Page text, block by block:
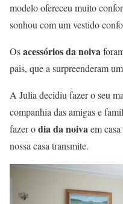
modelo ofereceu muito
sonhou com um vestido
Osacessórios da noiva
pais, que a surpreenderam
A Julia decidiu fazer o seu
companhia das amigas e
fazer odia da noivaem
nossa casa transmite.